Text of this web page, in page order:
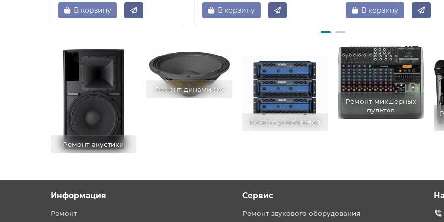
В корзину В корзину В корзину
Ремонт акустики
Ремонт динамиков
Ремонт усилителей
Ремонт микшерных
пультов
Информация
Ремонт
Сервис
Ремонт звукового оборудования